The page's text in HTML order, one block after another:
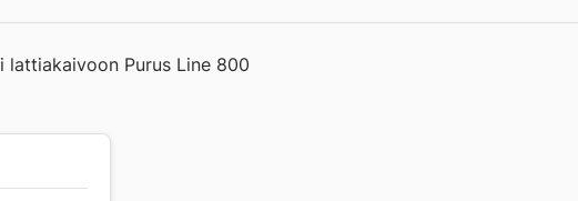
Purus Line 800